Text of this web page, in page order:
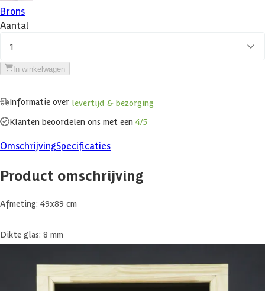
Brons
Aantal
1
In winkelwagen
Informatie over levertijd & bezorging
Klanten beoordelen ons met een 4/5
OmschrijvingSpecificaties
Product omschrijving
Afmeting: 49x89 cm
Dikte glas: 8 mm
Hout: Elzen